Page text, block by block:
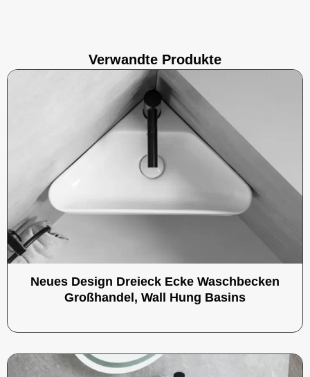
Verwandte Produkte
Neues Design Dreieck Ecke Waschbecken
Großhandel, Wall Hung Basins